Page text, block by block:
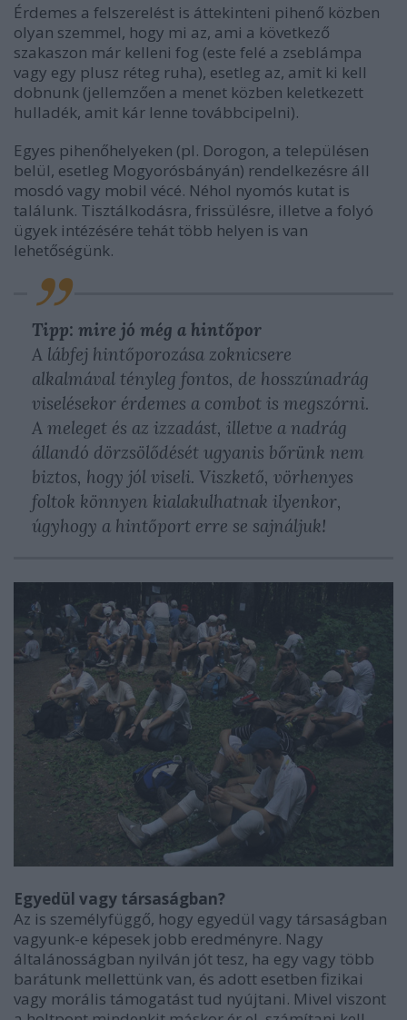
Érdemes a felszerelést is áttekinteni pihenő közben
olyan szemmel, hogy mi az, ami a következő
szakaszon már kelleni fog (este felé a zseblámpa
vagy egy plusz réteg ruha), esetleg az, amit ki kell
dobnunk (jellemzően a menet közben keletkezett
hulladék, amit kár lenne továbbcipelni).
Egyes pihenőhelyeken (pl. Dorogon, a településen
belül, esetleg Mogyorósbányán) rendelkezésre áll
mosdó vagy mobil vécé. Néhol nyomós kutat is
találunk. Tisztálkodásra, frissülésre, illetve a folyó
ügyek intézésére tehát több helyen is van
lehetőségünk.
Tipp: mire jó még a hintőpor
A lábfej hintőporozása zoknicsere
alkalmával tényleg fontos, de hosszúnadrág
viselésekor érdemes a combot is megszórni.
A meleget és az izzadást, illetve a nadrág
állandó dörzsölődését ugyanis bőrünk nem
biztos, hogy jól viseli. Viszkető, vörhenyes
foltok könnyen kialakulhatnak ilyenkor,
úgyhogy a hintőport erre se sajnáljuk!
Egyedül vagy társaságban?
Az is személyfüggő, hogy egyedül vagy társaságban
vagyunk-e képesek jobb eredményre. Nagy
általánosságban nyilván jót tesz, ha egy vagy több
barátunk mellettünk van, és adott esetben fizikai
vagy morális támogatást tud nyújtani. Mivel viszont